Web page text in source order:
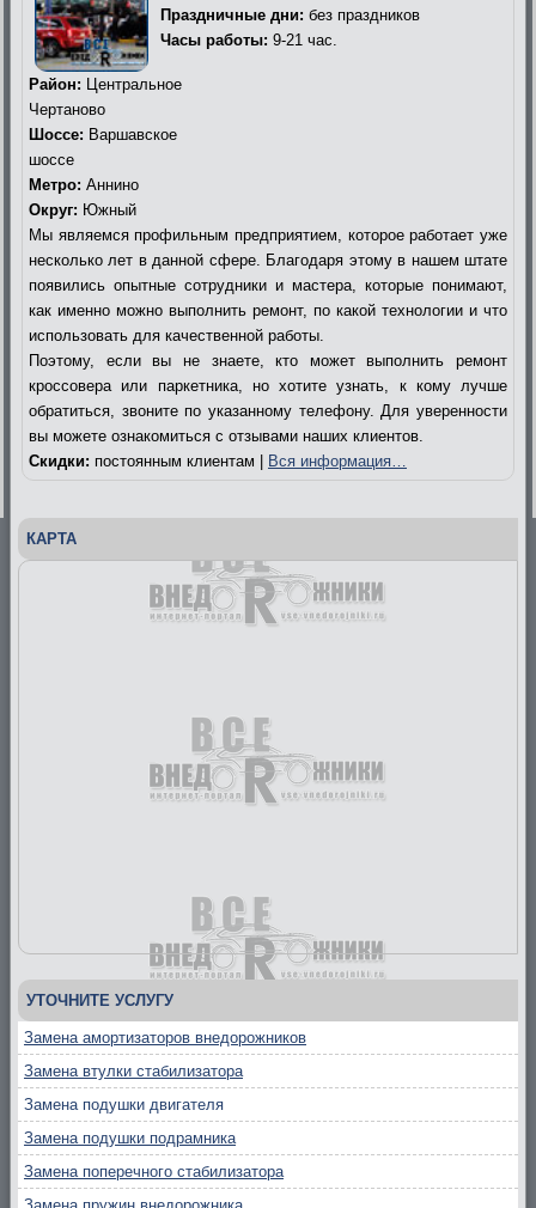
Праздничные дни: без праздников
Часы работы: 9-21 час.
Район: Центральное
Чертаново
Шоссе: Варшавское
шоссе
Метро: Аннино
Округ: Южный
Мы являемся профильным предприятием, которое работает уже
несколько лет в данной сфере. Благодаря этому в нашем штате
появились опытные сотрудники и мастера, которые понимают,
как именно можно выполнить ремонт, по какой технологии и что
использовать для качественной работы.
Поэтому, если вы не знаете, кто может выполнить ремонт
кроссовера или паркетника, но хотите узнать, к кому лучше
обратиться, звоните по указанному телефону. Для уверенности
вы можете ознакомиться с отзывами наших клиентов.
Скидки: постоянным клиентам | Вся информация…
КАРТА
УТОЧНИТЕ УСЛУГУ
Замена амортизаторов внедорожников
Замена втулки стабилизатора
Замена подушки двигателя
Замена подушки подрамника
Замена поперечного стабилизатора